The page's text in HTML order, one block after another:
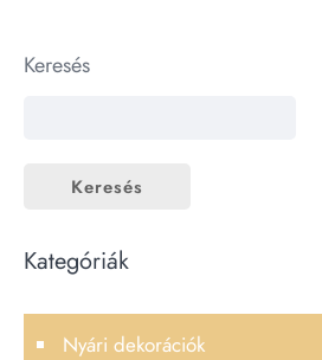
Keresés
Keresés
Kategóriák
Nyári dekorációk